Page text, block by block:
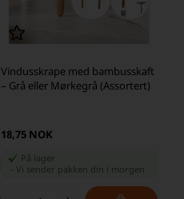
Vindusskrape med bambusskaft
– Grå eller Mørkegrå (Assortert)
18,75 NOK
På lager
Vi sender pakken din i morgen